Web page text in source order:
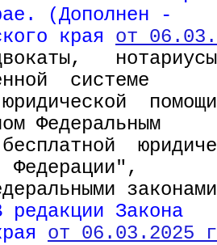
(Дополнен -
края от
нотариусы
системе
юридической
Федеральным
Федерации",
редакции Закона
от 06.03.2025